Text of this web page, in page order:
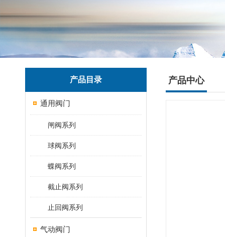
产品目录
通用阀门
闸阀系列
球阀系列
蝶阀系列
截止阀系列
止回阀系列
气动阀门
产品中心